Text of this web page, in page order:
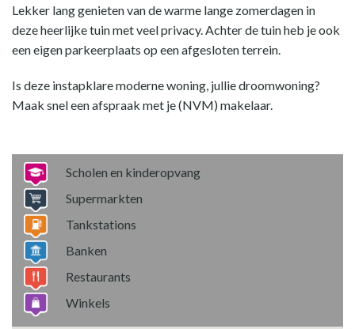
Lekker lang genieten van de warme lange zomerdagen in
deze heerlijke tuin met veel privacy. Achter de tuin heb je ook
een eigen parkeerplaats op een afgesloten terrein.
Is deze instapklare moderne woning, jullie droomwoning?
Maak snel een afspraak met je (NVM) makelaar.
Scholen en kinderopvang
Supermarkten
Tankstations
Banken
Restaurants
Winkels